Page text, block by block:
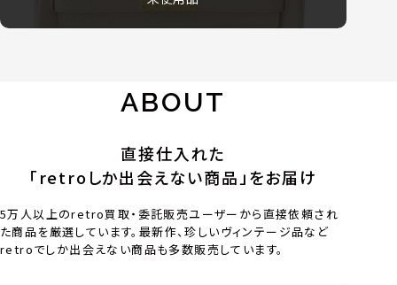
ABOUT
直接仕入れた
「retroしか出会えない商品」をお届け
5万人以上のretro買取・委託販売ユーザーから直接依頼され
た商品を厳選しています。最新作、珍しいヴィンテージ品など
retroでしか出会えない商品も多数販売しています。